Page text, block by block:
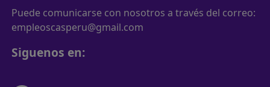
Puede comunicarse con nosotros a través del correo:
empleoscasperu@gmail.com
Siguenos en: